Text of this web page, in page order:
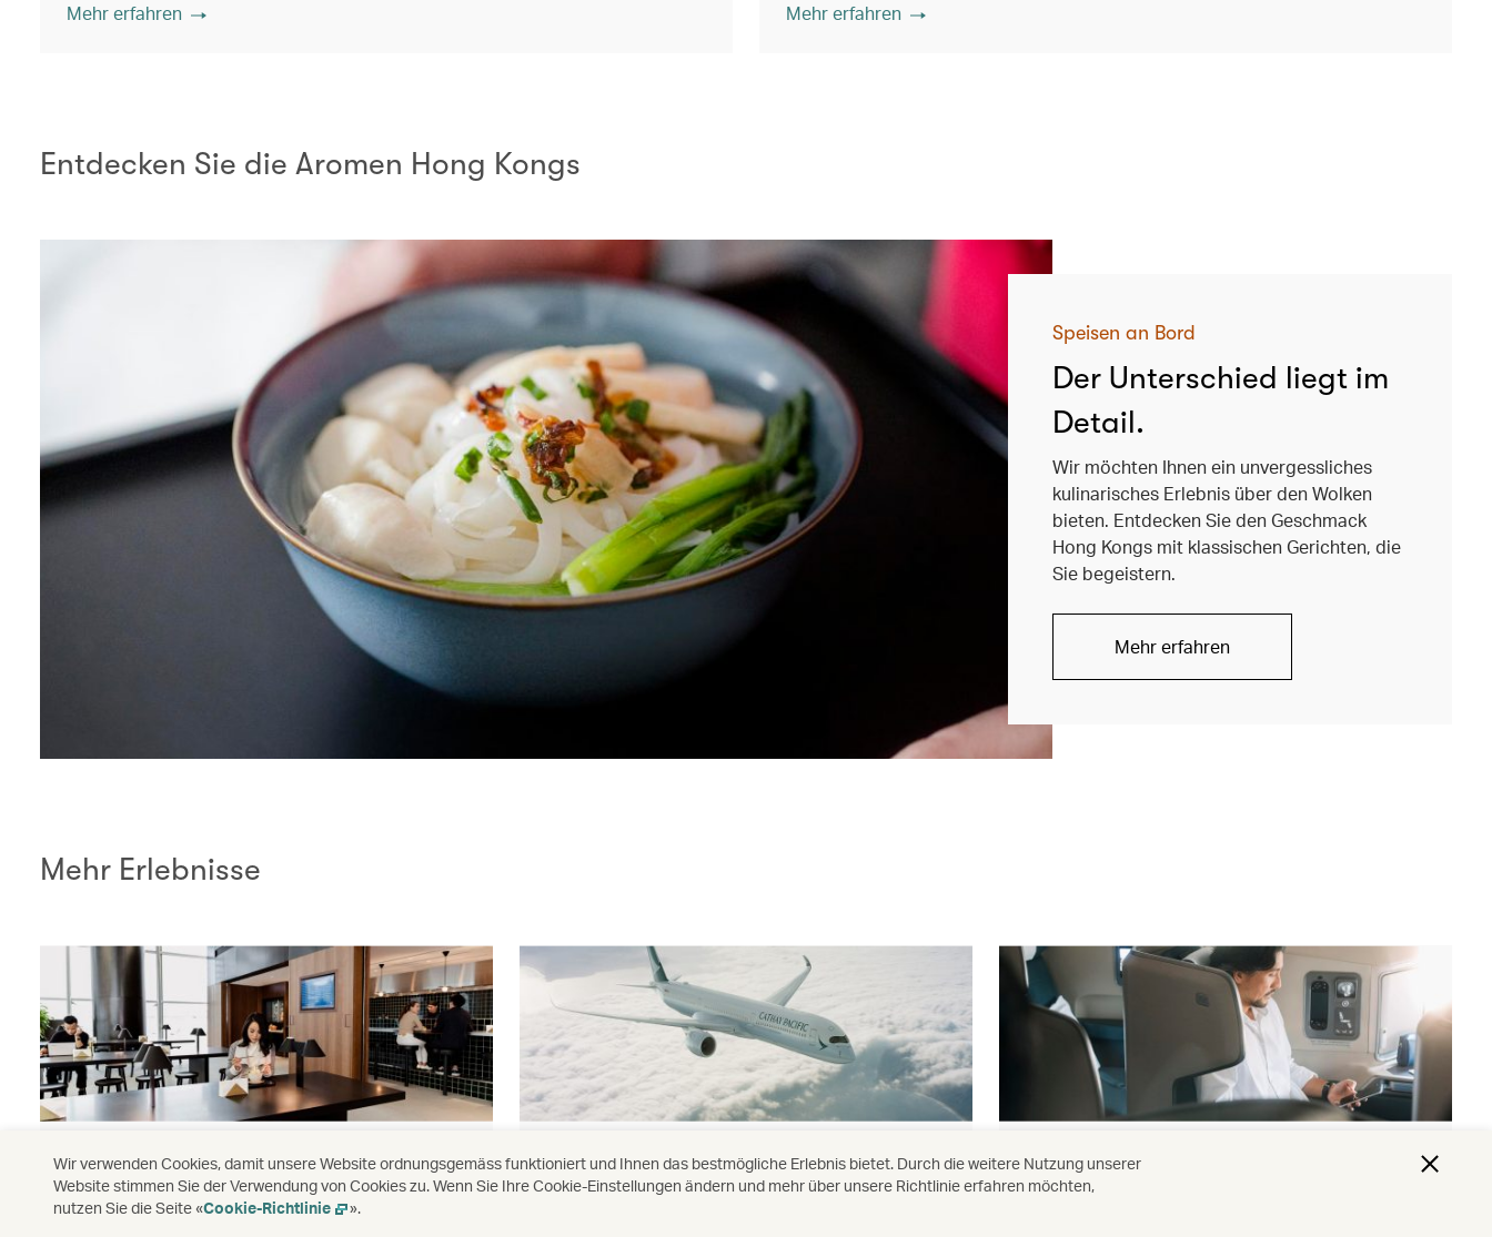
Mehr erfahren
Mehr erfahren
Entdecken Sie die Aromen Hong Kongs
Speisen an Bord
Der Unterschied liegt im
Detail.
Wir möchten Ihnen ein unvergessliches
kulinarisches Erlebnis über den Wolken
bieten. Entdecken Sie den Geschmack
Hong Kongs mit klassischen Gerichten, die
Sie begeistern.
Mehr erfahren
Mehr Erlebnisse
Unsere Lounges
Entdecken Sie unsere Lounges
Flugzeuge und Flotte
Entdecken Sie unsere Flotte.
Reiseklassen
Wir verwenden Cookies, damit unsere Website ordnungsgemäss funktioniert und Ihnen das bestmögliche Erlebnis bietet. Durch die weitere Nutzung unserer
Website stimmen Sie der Verwendung von Cookies zu. Wenn Sie Ihre Cookie-Einstellungen ändern und mehr über unsere Richtlinie erfahren möchten,
nutzen Sie die Seite «Cookie-Richtlinie ».